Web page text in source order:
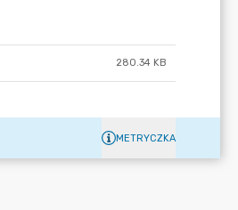
280.34 KB
METRYCZKA